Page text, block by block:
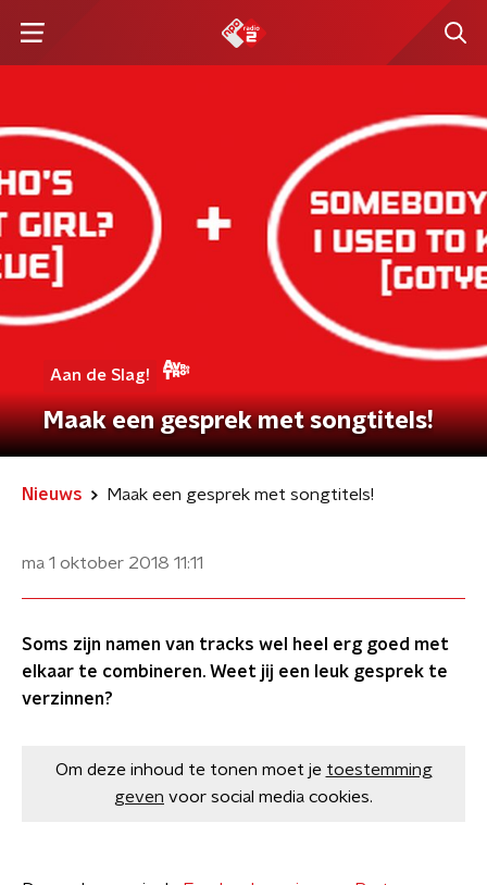
Aan de Slag!
Maak een gesprek met songtitels!
Nieuws Maak een gesprek met songtitels!
ma 1 oktober 2018 11:11
Soms zijn namen van tracks wel heel erg goed met
elkaar te combineren. Weet jij een leuk gesprek te
verzinnen?
Om deze inhoud te tonen moet je toestemming
geven voor social media cookies.